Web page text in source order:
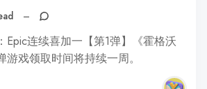
–
Epic连续喜加一【第1弹】《霍格沃
戏领取时间将持续一周。